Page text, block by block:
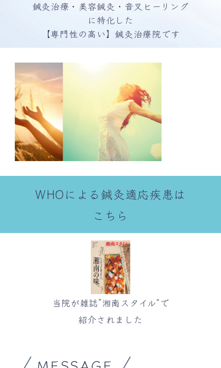
鍼灸治療・美容鍼灸・音叉ヒーリング
に特化した
【専門性の高い】鍼灸治療院です
WHOによる鍼灸適応疾患は
こちら
当院が雑誌“湘南スタイル”で
紹介されました